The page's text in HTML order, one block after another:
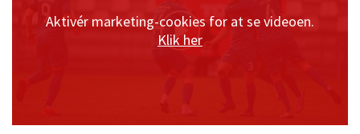
Aktivér marketing-cookies for at se videoen.
Klik her